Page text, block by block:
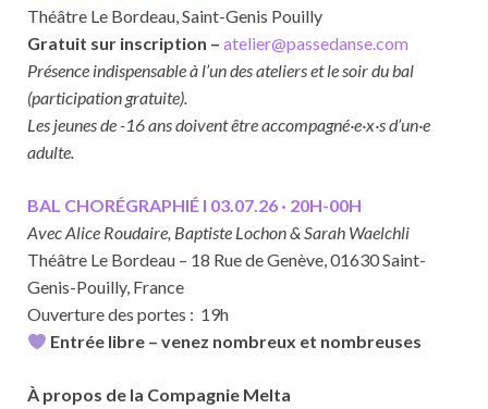
Théâtre Le Bordeau, Saint-Genis Pouilly
Gratuit sur inscription – atelier@passedanse.com
Présence indispensable à l’un des ateliers et le soir du bal
(participation gratuite).
Les jeunes de -16 ans doivent être accompagné·e·x·s d’un·e
adulte.
BAL CHORÉGRAPHIÉ I 03.07.26 · 20H-00H
Avec Alice Roudaire, Baptiste Lochon & Sarah Waelchli
Théâtre Le Bordeau – 18 Rue de Genève, 01630 Saint-
Genis-Pouilly, France
Ouverture des portes : 19h
Entrée libre – venez nombreux et nombreuses
À propos de la Compagnie Melta